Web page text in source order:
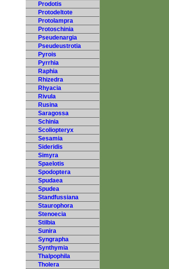
Prodotis
Protodeltote
Protolampra
Protoschinia
Pseudenargia
Pseudeustrotia
Pyrois
Pyrrhia
Raphia
Rhizedra
Rhyacia
Rivula
Rusina
Saragossa
Schinia
Scoliopteryx
Sesamia
Sideridis
Simyra
Spaelotis
Spodoptera
Spudaea
Spudea
Standfussiana
Staurophora
Stenoecia
Stilbia
Sunira
Syngrapha
Synthymia
Thalpophila
Tholera